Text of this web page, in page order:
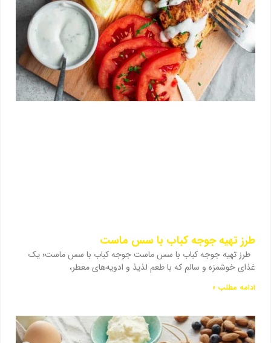
طرز تهیه جوجه کباب با سس ماست
طرز تهیه جوجه کباب با سس ماست جوجه کباب با سس ماست؛ یک
غذای خوشمزه و سالم که با طعم لذیذ و ادویه‌های معطر،
ادامه مطلب »